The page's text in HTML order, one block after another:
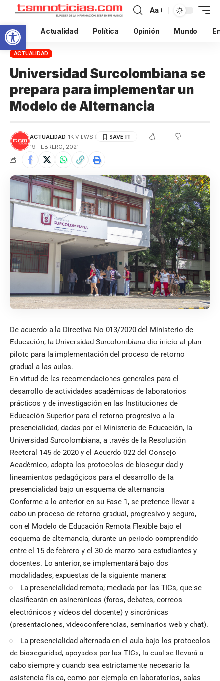
Abrir barra de herramientas
Aa
Inicio Actualidad Política Opinión Mundo
ACTUALIDAD
Universidad Surcolombiana se
prepara para implementar un
Modelo de Alternancia
ACTUALIDAD 1K VIEWS
19 FEBRERO, 2021
De acuerdo a la Directiva No 013/2020 del Ministerio de
Educación, la Universidad Surcolombiana dio inicio al plan
piloto para la implementación del proceso de retorno
gradual a las aulas.
En virtud de las recomendaciones generales para el
desarrollo de actividades académicas de laboratorios
prácticos y de investigación en las Instituciones de
Educación Superior para el retorno progresivo a la
presencialidad, dadas por el Ministerio de Educación, la
Universidad Surcolombiana, a través de la Resolución
Rectoral 145 de 2020 y el Acuerdo 022 del Consejo
Académico, adopta los protocolos de bioseguridad y
lineamientos pedagógicos para el desarrollo de la
presencialidad bajo un esquema de alternancia.
Conforme a lo anterior en su Fase 1, se pretende llevar a
cabo un proceso de retorno gradual, progresivo y seguro,
con el Modelo de Educación Remota Flexible bajo el
esquema de alternancia, durante un periodo comprendido
entre el 15 de febrero y el 30 de marzo para estudiantes y
docentes. Lo anterior, se implementará bajo dos
modalidades, expuestas de la siguiente manera:
La presencialidad remota; mediada por las TICs, que se
clasificarán en asincrónicas (foros, debates, correos
electrónicos y vídeos del docente) y sincrónicas
(presentaciones, videoconferencias, seminarios web y chat).
La presencialidad alternada en el aula bajo los protocolos
de bioseguridad, apoyados por las TICs, la cual se llevará a
cabo siempre y cuando sea estrictamente necesario la
asistencia física, como por ejemplo en laboratorios, salas